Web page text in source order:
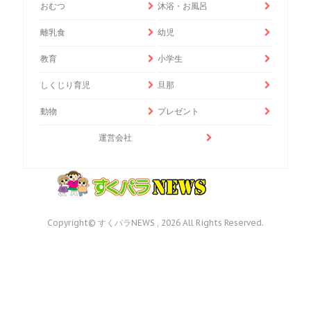
おむつ 沐浴・お風呂
離乳食 幼児
教育 小学生
しくじり育児 旦那
動物 プレゼント
運営会社
Copyright© すくパラNEWS , 2026 All Rights Reserved.